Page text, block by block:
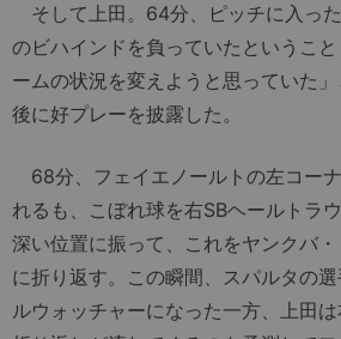
そして上田。64分、ピッチに入っ
のビハインドを負っていたというこ
ームの状況を変えようと思っていた
後に好プレーを披露した。
68分、フェイエノールトの左コー
れるも、こぼれ球を右SBヘールトラ
深い位置に振って、これをヤンクバ
に折り返す。この瞬間、スパルタの
ルウォッチャーになった一方、上田